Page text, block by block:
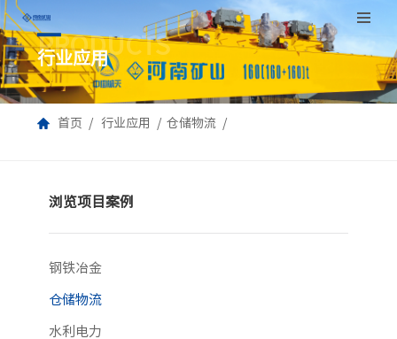
跳
至
正
PRODUCTS
行业应用
首页 行业应用 仓储物流
浏览项目案例
钢铁冶金
仓储物流
水利电力